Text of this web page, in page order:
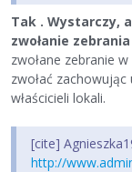
Tak . Wystarczy,
zwołanie
zwołane zebranie
zwołać
właścicieli lokali.
[cite]
http://